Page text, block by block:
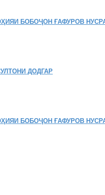
БОБОҶОН ҒАФУРОВ
ДОДГАР
БОБОҶОН ҒАФУРОВ